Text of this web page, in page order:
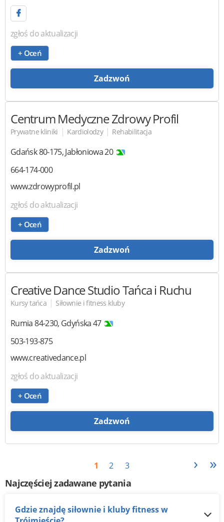
zgłoś do aktualizacji
+ Oceń
Zadzwoń
Centrum Medyczne Zdrowy Profil
Prywatne kliniki | Kardiolodzy | Rehabilitacja
Gdańsk80-175,Jabłoniowa 20
664-174-000
www.zdrowyprofil.pl
zgłoś do aktualizacji
+ Oceń
Zadzwoń
Creative DanceStudio Tańca i Ruchu
Kursy tańca | Siłownie i fitness kluby
Rumia84-230, Gdyńska 47
503-193-875
www.creativedance.pl
zgłoś do aktualizacji
+ Oceń
Zadzwoń
1 2 3 › »
Najczęściej zadawane pytania
Gdzie znajdę siłownie i kluby fitness w